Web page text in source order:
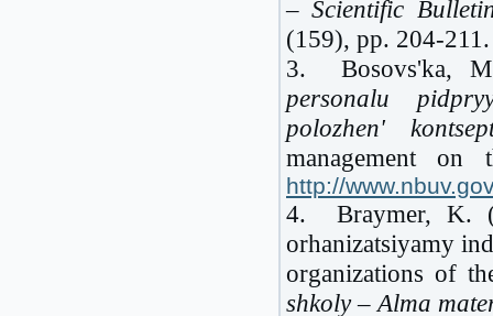
– Scientific
(159), pp. 204-211.
3. Bosovs'ka,
personalu
polozhen'
management
http://
4. Braymer, K.
orhanizatsiyamy
organizations of
shkoly– Alma